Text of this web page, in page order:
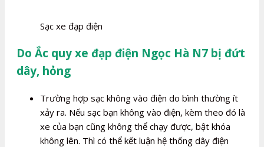
Sạc xe đạp điện
Do Ắc quy xe đạp điện Ngọc Hà N7 bị đứt
dây, hỏng
Trường hợp sạc không vào điện do bình thường ít
xảy ra. Nếu sạc bạn không vào điện, kèm theo đó là
xe của bạn cũng không thể chạy được, bật khóa
không lên. Thì có thể kết luận hệ thống dây điện